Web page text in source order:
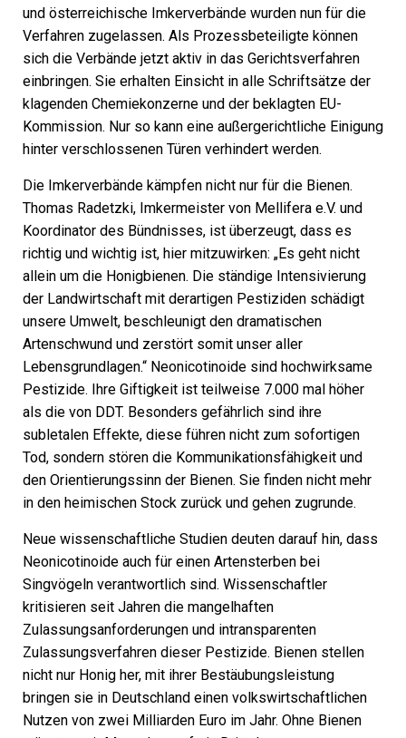
und österreichische Imkerverbände wurden nun für die
Verfahren zugelassen. Als Prozessbeteiligte können
sich die Verbände jetzt aktiv in das Gerichtsverfahren
einbringen. Sie erhalten Einsicht in alle Schriftsätze der
klagenden Chemiekonzerne und der beklagten EU-
Kommission. Nur so kann eine außergerichtliche Einigung
hinter verschlossenen Türen verhindert werden.
Die Imkerverbände kämpfen nicht nur für die Bienen.
Thomas Radetzki, Imkermeister von Mellifera e.V. und
Koordinator des Bündnisses, ist überzeugt, dass es
richtig und wichtig ist, hier mitzuwirken: „Es geht nicht
allein um die Honigbienen. Die ständige Intensivierung
der Landwirtschaft mit derartigen Pestiziden schädigt
unsere Umwelt, beschleunigt den dramatischen
Artenschwund und zerstört somit unser aller
Lebensgrundlagen.“ Neonicotinoide sind hochwirksame
Pestizide. Ihre Giftigkeit ist teilweise 7.000 mal höher
als die von DDT. Besonders gefährlich sind ihre
subletalen Effekte, diese führen nicht zum sofortigen
Tod, sondern stören die Kommunikationsfähigkeit und
den Orientierungssinn der Bienen. Sie finden nicht mehr
in den heimischen Stock zurück und gehen zugrunde.
Neue wissenschaftliche Studien deuten darauf hin, dass
Neonicotinoide auch für einen Artensterben bei
Singvögeln verantwortlich sind. Wissenschaftler
kritisieren seit Jahren die mangelhaften
Zulassungsanforderungen und intransparenten
Zulassungsverfahren dieser Pestizide. Bienen stellen
nicht nur Honig her, mit ihrer Bestäubungsleistung
bringen sie in Deutschland einen volkswirtschaftlichen
Nutzen von zwei Milliarden Euro im Jahr. Ohne Bienen